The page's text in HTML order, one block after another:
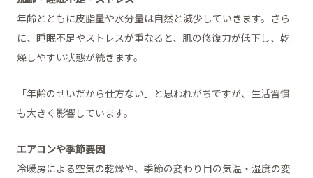
年齢とともに皮脂量や水分量は自然と減少していきます。さら
に、睡眠不足やストレスが重なると、肌の修復力が低下し、乾
燥しやすい状態が続きます。
「年齢のせいだから仕方ない」と思われがちですが、生活習慣
も大きく影響しています。
エアコンや季節要因
冷暖房による空気の乾燥や、季節の変わり目の気温・湿度の変